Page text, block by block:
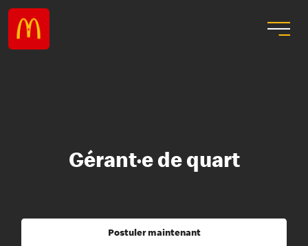
Gérant·e de quart
Postuler maintenant